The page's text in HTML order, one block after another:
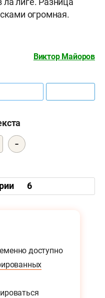
огромная.
Виктор Майоров
-
6
доступно